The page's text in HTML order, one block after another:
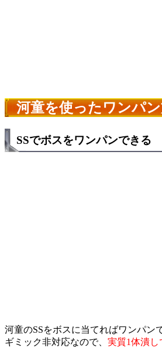
河童を使ったワンパ
SSでボスをワンパンできる
河童のSSをボスに当てればワンパン
ギミック非対応なので、 実質1体潰し